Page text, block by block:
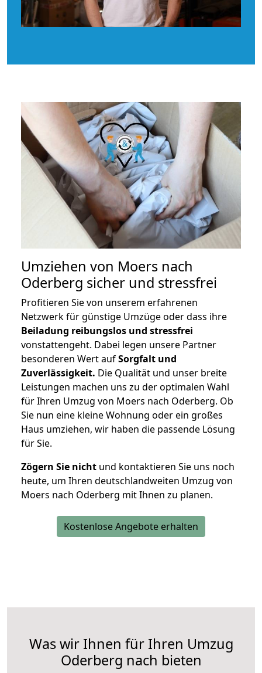
Umziehen von Moers nach
Oderberg sicher und stressfrei
Profitieren Sie von unserem erfahrenen
Netzwerk für günstige Umzüge oder dass ihre
Beiladung reibungslos und stressfrei
vonstattengeht. Dabei legen unsere Partner
besonderen Wert aufSorgfalt und
Zuverlässigkeit. Die Qualität und unser breite
Leistungen machen uns zu der optimalen Wahl
für Ihren Umzug von Moers nach Oderberg. Ob
Sie nun eine kleine Wohnung oder ein großes
Haus umziehen, wir haben die passende Lösung
für Sie.
Zögern Sie nicht und kontaktieren Sie uns noch
heute, um Ihren deutschlandweiten Umzug von
Moers nach Oderberg mit Ihnen zu planen.
Kostenlose Angebote erhalten
Was wir Ihnen für Ihren Umzug
Oderberg nach bieten